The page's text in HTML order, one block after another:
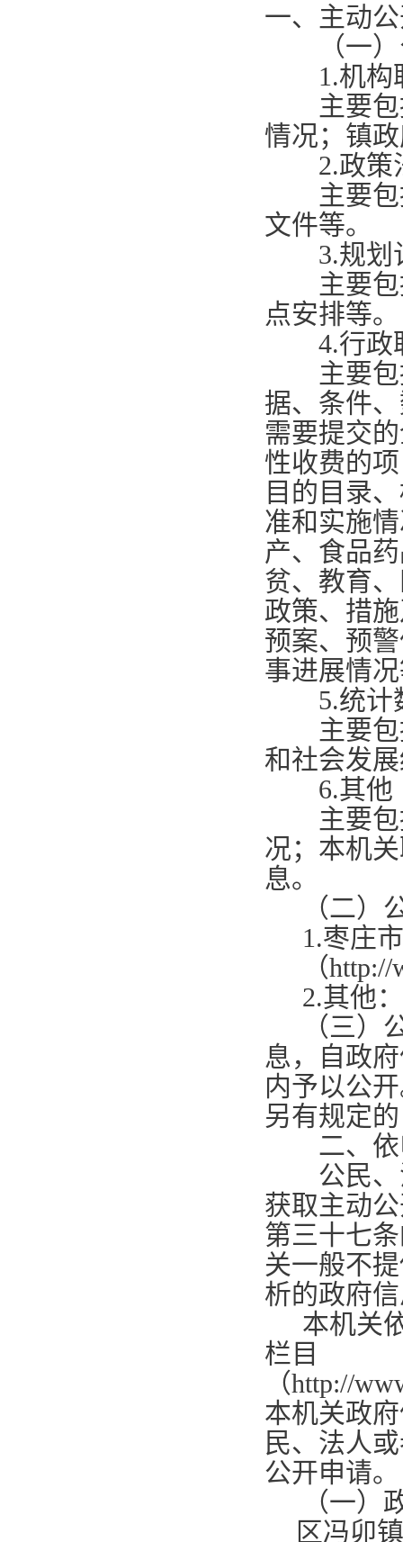
一、主动
（一）
1.机构
主要包
情况；镇
2.政策
主要包
文件等。
3.规划
主要包
点安排等。
4.行政
主要包
据、条件
需要提交
性收费的
目的目录
准和实施
产、食品
贫、教育
政策、措
预案、预
事进展情
5.统计
主要包
和社会发
6.其他
主要包
况；本机
息。
（二）
1.枣庄
（http://
2.其他
（三）
息，自政
内予以公
另有规定
二、依
公民、
获取主动
第三十七
关一般不
析的政府
本机关
栏目
（http://
本机关政
民、法人
公开申请。
（一）
区冯卯